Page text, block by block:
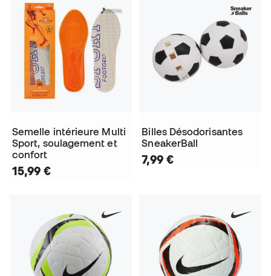
Semelle intérieure Multi
Sport, soulagement et
confort
15,99 €
Billes Désodorisantes
SneakerBall
7,99 €